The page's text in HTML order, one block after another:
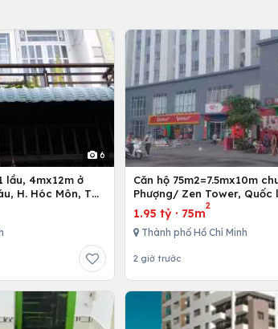
6
H. Hóc Môn, Tp.
Căn hộ 75m2=7.5mx10m
Phượng/ Zen Tower, Quốc
12,Tp. Hồ Chí Minh, Việt
1.95 tỷ· 75m
2
Thành phố Hồ Chí Minh
2 giờ trước